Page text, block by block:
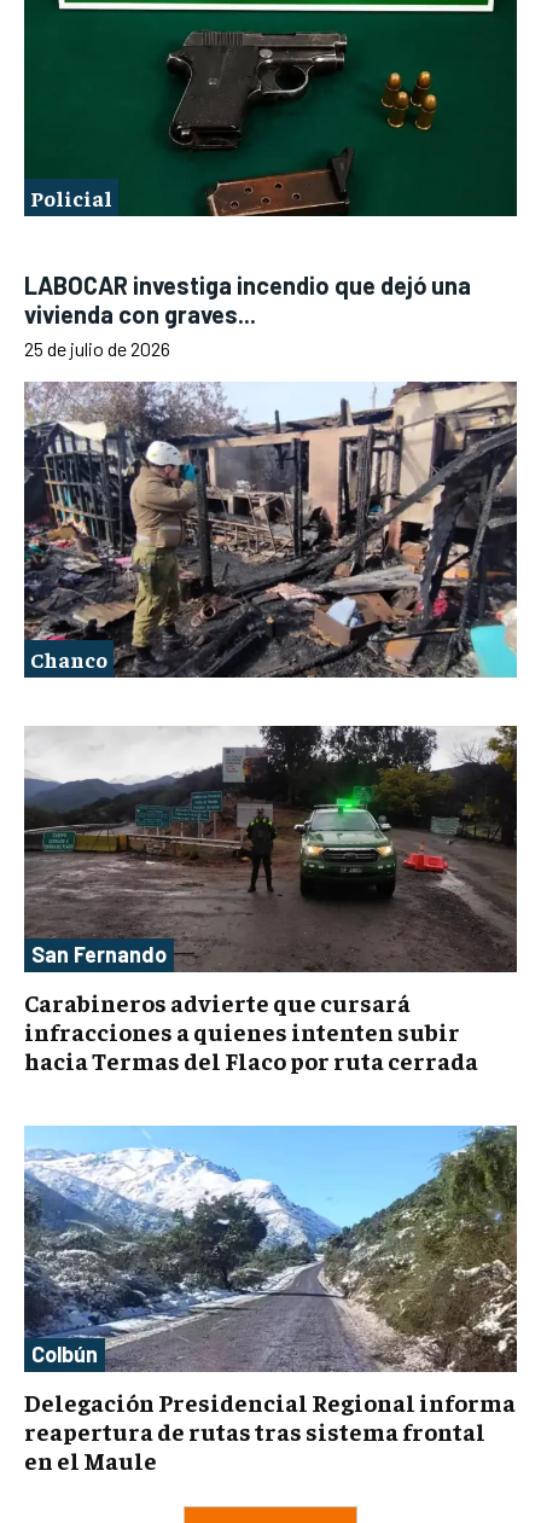
Policial
LABOCAR investiga incendio que dejó una
vivienda con graves...
25 de julio de 2026
Chanco
San Fernando
Carabineros advierte que cursará
infracciones a quienes intenten subir
hacia Termas del Flaco por ruta cerrada
Colbún
Delegación Presidencial Regional informa
reapertura de rutas tras sistema frontal
en el Maule